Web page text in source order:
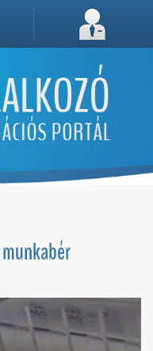
A sütik a weboldal megfelelő működéséhez
Megértettem, folytatás...